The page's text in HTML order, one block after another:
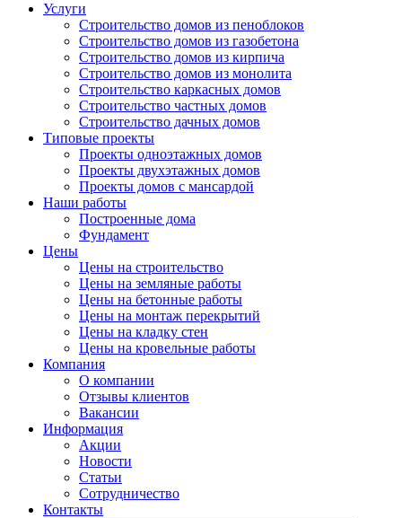
Услуги
Строительство домов из пеноблоков
Строительство домов из газобетона
Строительство домов из кирпича
Строительство домов из монолита
Строительство каркасных домов
Строительство частных домов
Строительство дачных домов
Типовые проекты
Проекты одноэтажных домов
Проекты двухэтажных домов
Проекты домов с мансардой
Наши работы
Построенные дома
Фундамент
Цены
Цены на строительство
Цены на земляные работы
Цены на бетонные работы
Цены на монтаж перекрытий
Цены на кладку стен
Цены на кровельные работы
Компания
О компании
Отзывы клиентов
Вакансии
Информация
Акции
Новости
Статьи
Сотрудничество
Контакты